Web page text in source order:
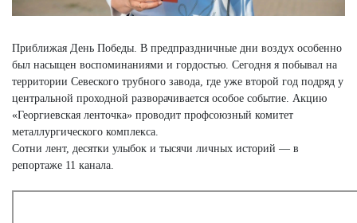
Приближая День Победы. В предпраздничные дни воздух особенно
был насыщен воспоминаниями и гордостью. Сегодня я побывал на
территории Севеского трубного завода, где уже второй год подряд у
центральной проходной разворачивается особое событие. Акцию
«Георгиевская ленточка» проводит профсоюзный комитет
металлургического комплекса.
Сотни лент, десятки улыбок и тысячи личных историй — в
репортаже 11 канала.